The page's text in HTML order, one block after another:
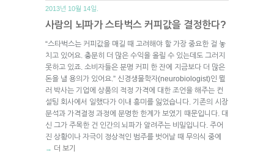
2013년 10월 14일.
사람의 뇌파가 스타벅스 커피값을 결정한다?
“스타벅스는 커피값을 매길 때 고려해야 할 가장 중요한 걸 놓
치고 있어요. 충분히 더 많은 수익을 올릴 수 있는데도 그러지
못하고 있죠. 소비자들은 분명 커피 한 잔에 지금보다 더 많은
돈을 낼 용의가 있어요.” 신경생물학자(neurobiologist)인 뮐
러 박사는 기업에 상품의 적정 가격에 대한 조언을 해주는 컨
설팅 회사에서 일했다가 이내 흥미를 잃었습니다. 기존의 시장
분석과 가격결정 과정에 분명한 한계가 보였기 때문입니다. 대
신 그가 주목한 건 인간의 뇌파가 알려주는 비밀입니다. 주어
진 상황이나 자극이 정상적인 범주를 벗어날 때 무의식 중에
→ 더 보기